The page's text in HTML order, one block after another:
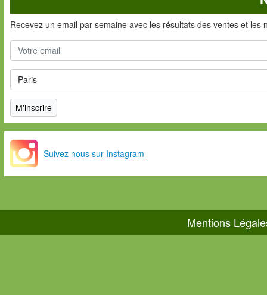
Recevez un email par semaine avec les résultats des ventes et
Suivez nous sur Instagram
Mentions